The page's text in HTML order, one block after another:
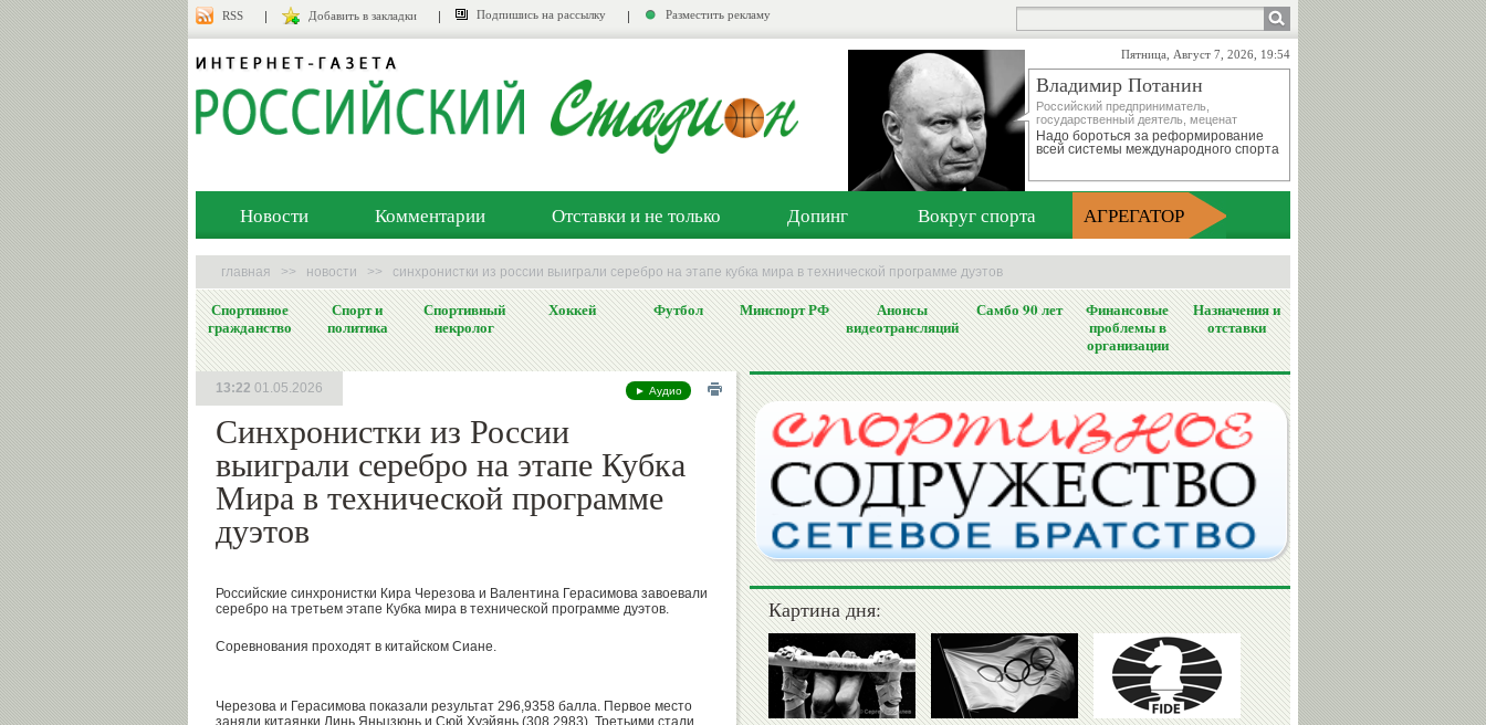
RSS Добавить в закладки Подпишись на рассылку Разместить рекламу
Пятница, Август 7, 2026, 19:54
Владимир Потанин
Российский предприниматель,
государственный деятель, меценат
Надо бороться за реформирование
всей системы международного спорта
Новости Комментарии Отставки и не только Допинг Вокруг спорта АГРЕГАТОР
главная >> новости >> синхронистки из россии выиграли серебро на этапе кубка мира в технической программе дуэтов
Спортивное
гражданство
Спорт и
политика
Спортивный
некролог
Хоккей Футбол Минспорт РФ
Анонсы
видеотрансляций
Самбо 90 лет
Финансовые
проблемы в
организации
Назначения и
отставки
► Аудио
Синхронистки из России
выиграли серебро на этапе Кубка
Мира в технической программе
дуэтов
13:22 01.05.2026
Российские синхронистки Кира Черезова и Валентина Герасимова завоевали
серебро на третьем этапе Кубка мира в технической программе дуэтов.
Соревнования проходят в китайском Сиане.
Черезова и Герасимова показали результат 296,9358 балла. Первое место
заняли китаянки Линь Яньцзюнь и Сюй Хуэйянь (308,2983). Третьими стали
Картина дня: